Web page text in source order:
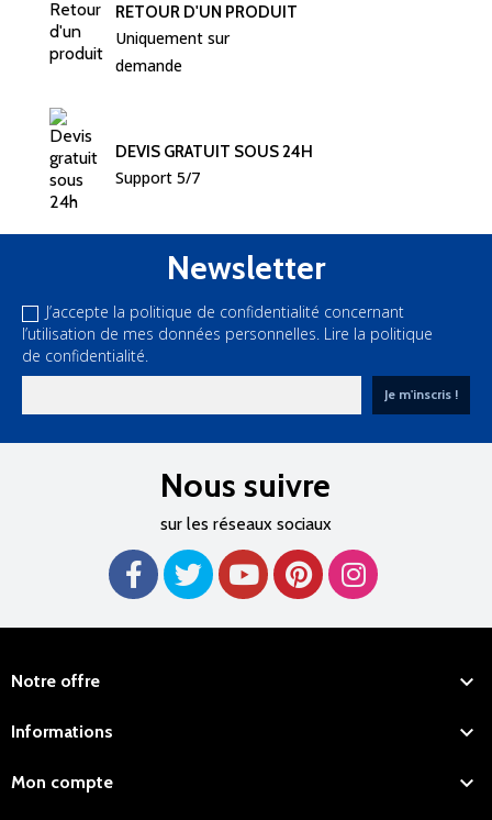
RETOUR D'UN PRODUIT
Uniquement sur
demande
DEVIS GRATUIT SOUS 24H
Support 5/7
Newsletter
J’accepte la politique de confidentialité concernant
l’utilisation de mes données personnelles. Lire la politique
de confidentialité.
Nous suivre
sur les réseaux sociaux
Notre offre 
Informations 
Mon compte 